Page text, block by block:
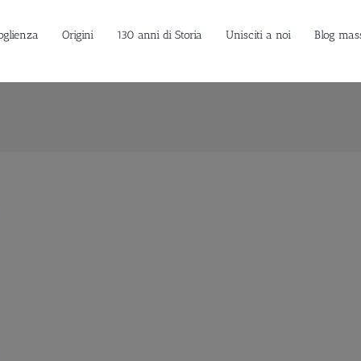
Origini 130 anni di Storia Unisciti a noi Blog